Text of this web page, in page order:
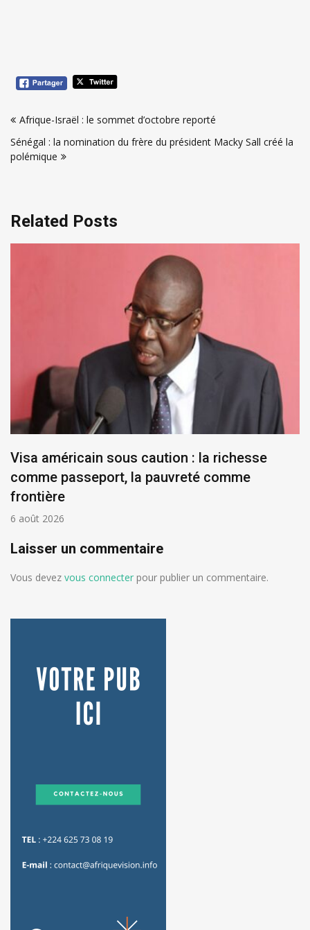
de
l’article
Afrique-Israël : le sommet d’octobre reporté
Sénégal : la nomination du frère du président Macky Sall créé la
polémique
Related Posts
Visa américain sous caution : la richesse
comme passeport, la pauvreté comme
frontière
6 août 2026
Laisser un commentaire
Vous devez vous connecter pour publier un commentaire.